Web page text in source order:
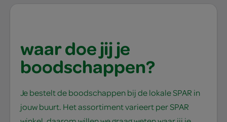
waar doe jij je
boodschappen?
Je bestelt de boodschappen bij de lokale SPAR in
jouw buurt. Het assortiment varieert per SPAR